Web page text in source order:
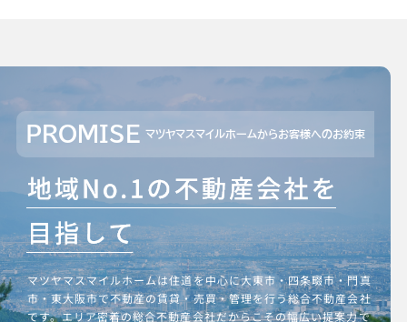
PROMISE マツヤマスマイルホームからお客様へのお約束
マツヤマスマイルホームは住道を中心に大東市・四条畷市・門真
市・東大阪市で不動産の賃貸・売買・管理を行う総合不動産会社
です。エリア密着の総合不動産会社だからこその幅広い提案力で